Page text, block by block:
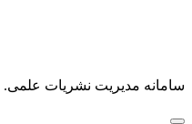
سامانه مدیریت نشریات علمی.